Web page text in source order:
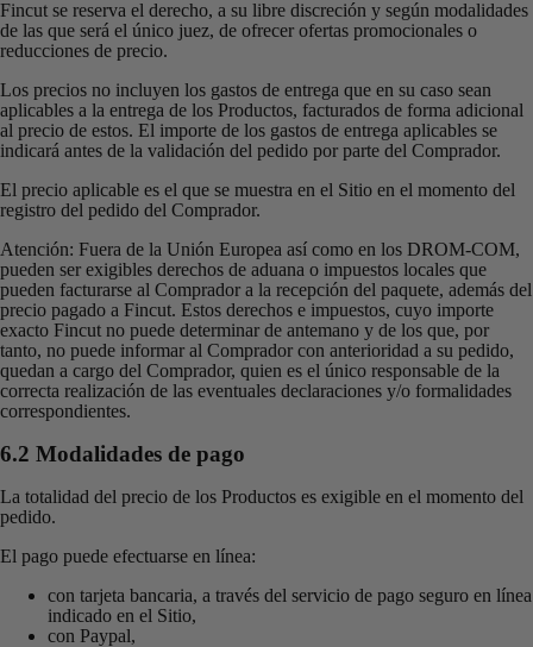
Fincut se reserva el derecho, a su libre discreción y según modalidades
de las que será el único juez, de ofrecer ofertas promocionales o
reducciones de precio.
Los precios no incluyen los gastos de entrega que en su caso sean
aplicables a la entrega de los Productos, facturados de forma adicional
al precio de estos. El importe de los gastos de entrega aplicables se
indicará antes de la validación del pedido por parte del Comprador.
El precio aplicable es el que se muestra en el Sitio en el momento del
registro del pedido del Comprador.
Atención: Fuera de la Unión Europea así como en los DROM-COM,
pueden ser exigibles derechos de aduana o impuestos locales que
pueden facturarse al Comprador a la recepción del paquete, además del
precio pagado a Fincut. Estos derechos e impuestos, cuyo importe
exacto Fincut no puede determinar de antemano y de los que, por
tanto, no puede informar al Comprador con anterioridad a su pedido,
quedan a cargo del Comprador, quien es el único responsable de la
correcta realización de las eventuales declaraciones y/o formalidades
correspondientes.
6.2 Modalidades de pago
La totalidad del precio de los Productos es exigible en el momento del
pedido.
El pago puede efectuarse en línea:
con tarjeta bancaria, a través del servicio de pago seguro en línea
indicado en el Sitio,
con Paypal,